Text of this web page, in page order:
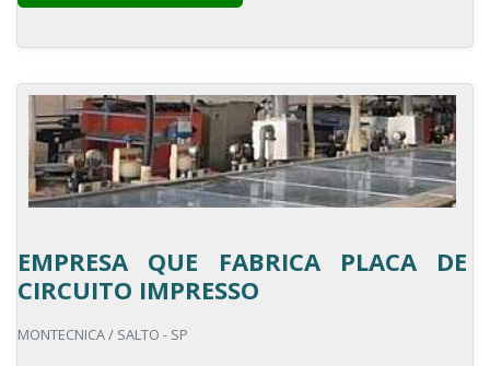
EMPRESA QUE FABRICA PLACA DE
CIRCUITO IMPRESSO
MONTECNICA / SALTO - SP